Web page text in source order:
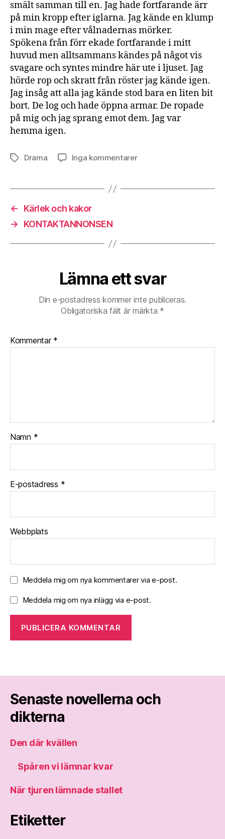
smält samman till en. Jag hade fortfarande ärr
på min kropp efter iglarna. Jag kände en klump
i min mage efter vålnadernas mörker.
Spökena från förr ekade fortfarande i mitt
huvud men alltsammans kändes på något vis
svagare och syntes mindre här ute i ljuset. Jag
hörde rop och skratt från röster jag kände igen.
Jag insåg att alla jag kände stod bara en liten bit
bort. De log och hade öppna armar. De ropade
på mig och jag sprang emot dem. Jag var
hemma igen.
Etiketter
Drama Inga kommentarertill
ljuset
←
Kärlek och kakor
→
KONTAKTANNONSEN
Lämna ett svar
Din e-postadress kommer inte publiceras.
Obligatoriska fält är märkta *
Kommentar *
Namn *
E-postadress *
Webbplats
Meddela mig om nya kommentarer via e-post.
Meddela mig om nya inlägg via e-post.
Senaste novellerna och
dikterna
Den där kvällen
Spåren vi lämnar kvar
När tjuren lämnade stallet
Etiketter